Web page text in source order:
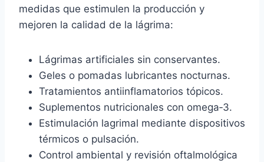
medidas que estimulen la producción y
mejoren la calidad de la lágrima:
Lágrimas artificiales sin conservantes.
Geles o pomadas lubricantes nocturnas.
Tratamientos antiinflamatorios tópicos.
Suplementos nutricionales con omega‑3.
Estimulación lagrimal mediante dispositivos
térmicos o pulsación.
Control ambiental y revisión oftalmológica